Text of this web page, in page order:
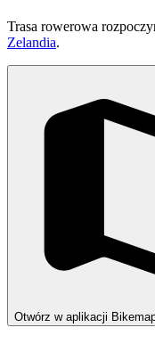
Trasa rowerowa
Zelandia.
Otwórz w aplikacji